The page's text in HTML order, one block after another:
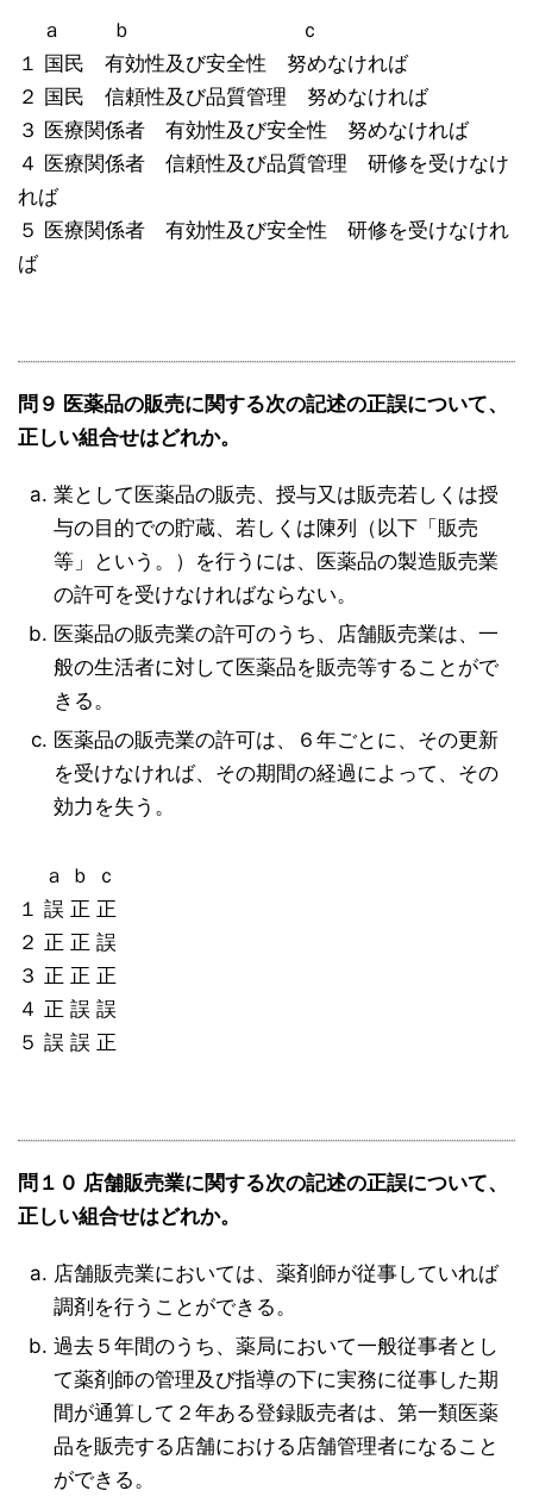
ａ ｂ ｃ
１ 国民 有効性及び安全性 努めなければ
２ 国民 信頼性及び品質管理 努めなければ
３ 医療関係者 有効性及び安全性 努めなければ
４ 医療関係者 信頼性及び品質管理 研修を受けなけ
れば
５ 医療関係者 有効性及び安全性 研修を受けなけれ
ば
問９ 医薬品の販売に関する次の記述の正誤について、
正しい組合せはどれか。
業として医薬品の販売、授与又は販売若しくは授
与の目的での貯蔵、若しくは陳列（以下「販売
等」という。）を行うには、医薬品の製造販売業
の許可を受けなければならない。
医薬品の販売業の許可のうち、店舗販売業は、一
般の生活者に対して医薬品を販売等することがで
きる。
医薬品の販売業の許可は、６年ごとに、その更新
を受けなければ、その期間の経過によって、その
効力を失う。
ａ ｂ ｃ
１ 誤 正 正
２ 正 正 誤
３ 正 正 正
４ 正 誤 誤
５ 誤 誤 正
問１０ 店舗販売業に関する次の記述の正誤について、
正しい組合せはどれか。
店舗販売業においては、薬剤師が従事していれば
調剤を行うことができる。
過去５年間のうち、薬局において一般従事者とし
て薬剤師の管理及び指導の下に実務に従事した期
間が通算して２年ある登録販売者は、第一類医薬
品を販売する店舗における店舗管理者になること
ができる。